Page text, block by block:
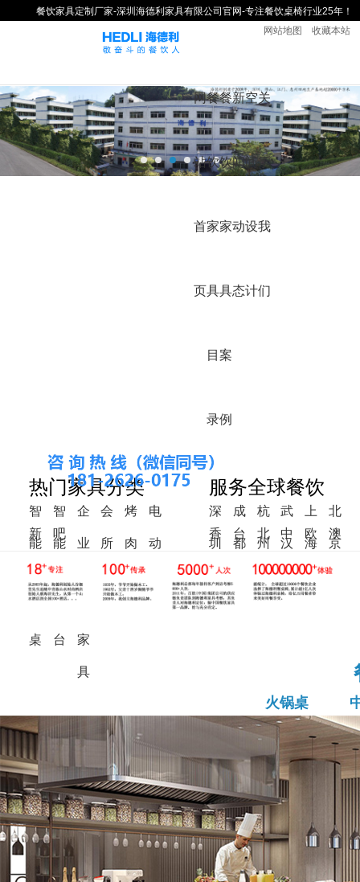
餐饮家具定制厂家-深圳海德利家具有限公司官网-专注餐饮桌椅行业25年！
收藏本站
网站地图
网
站
首
页
餐
饮
家
具
目
录
餐
饮
家
具
案
例
新
闻
动
态
空
间
设
计
关
于
我
们
热门家具分类
智
能
火
桌
智
能
调
台
企
业
家
具
会
所
家
烤
肉
桌
电
动
新
中
式
吧
椅
服务全球餐饮
深
圳
成
都
杭
州
武
汉
上
海
北
京
香
港
台 北
美
中
东
欧
洲
澳
洲
火锅桌